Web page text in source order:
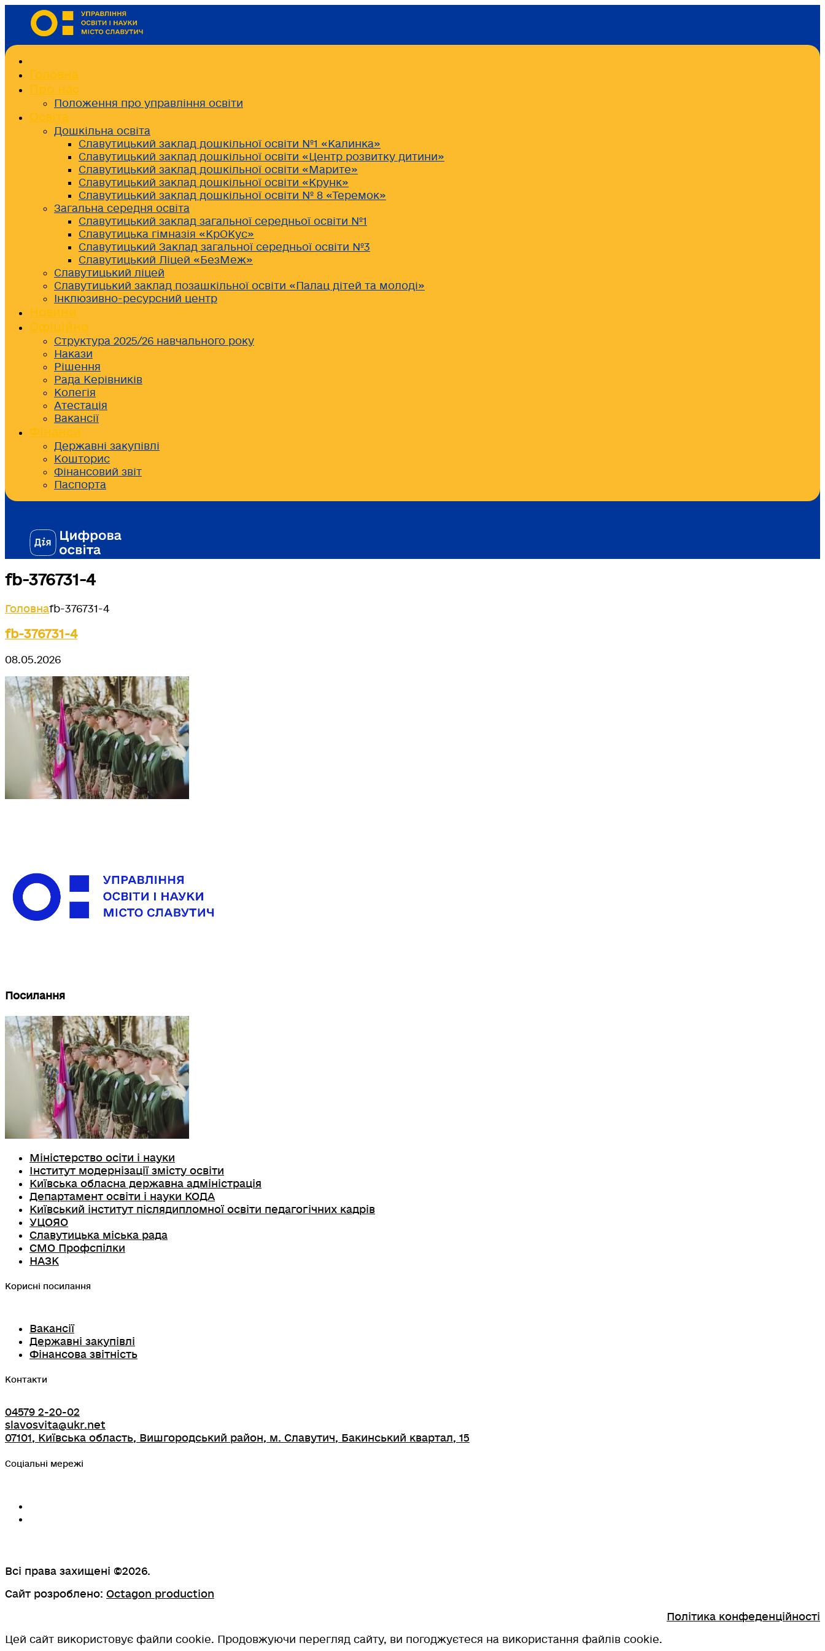
Головна
Про нас
Положення про управління освіти
Освіта
Дошкільна освіта
Славутицький заклад дошкільної освіти №1 «Калинка»
Славутицький заклад дошкільної освіти «Центр розвитку дитини»
Славутицький заклад дошкільної освіти «Марите»
Славутицький заклад дошкільної освіти «Крунк»
Славутицький заклад дошкільної освіти № 8 «Теремок»
Загальна середня освіта
Славутицький заклад загальної середньої освіти №1
Славутицька гімназія «КрОКус»
Славутицький Заклад загальної середньої освіти №3
Славутицький Ліцей «БезМеж»
Славутицький ліцей
Славутицький заклад позашкільної освіти «Палац дітей та молоді»
Інклюзивно-ресурсний центр
Новини
Офіційно
Структура 2025/26 навчального року
Накази
Рішення
Рада Керівників
Колегія
Атестація
Вакансії
Фінанси
Державні закупівлі
Кошторис
Фінансовий звіт
Паспорта
fb-376731-4
Головнаfb-376731-4
fb-376731-4
08.05.2026
Посилання
Міністерство осіти і науки
Інститут модернізації змісту освіти
Київська обласна державна адміністрація
Департамент освіти і науки КОДА
Київський інститут післядипломної освіти педагогічних кадрів
УЦОЯО
Славутицька міська рада
СМО Профспілки
НАЗК
Корисні посилання
Вакансії
Державні закупівлі
Фінансова звітність
Контакти
04579 2-20-02
slavosvita@ukr.net
07101, Київська область, Вишгородський район, м. Славутич, Бакинський квартал, 15
Соціальні мережі
Всі права захищені ©2026.
Сайт розроблено: Octagon production
Політика конфеденційності
Цей сайт використовує файли cookie. Продовжуючи перегляд сайту, ви погоджуєтеся на використання файлів cookie.